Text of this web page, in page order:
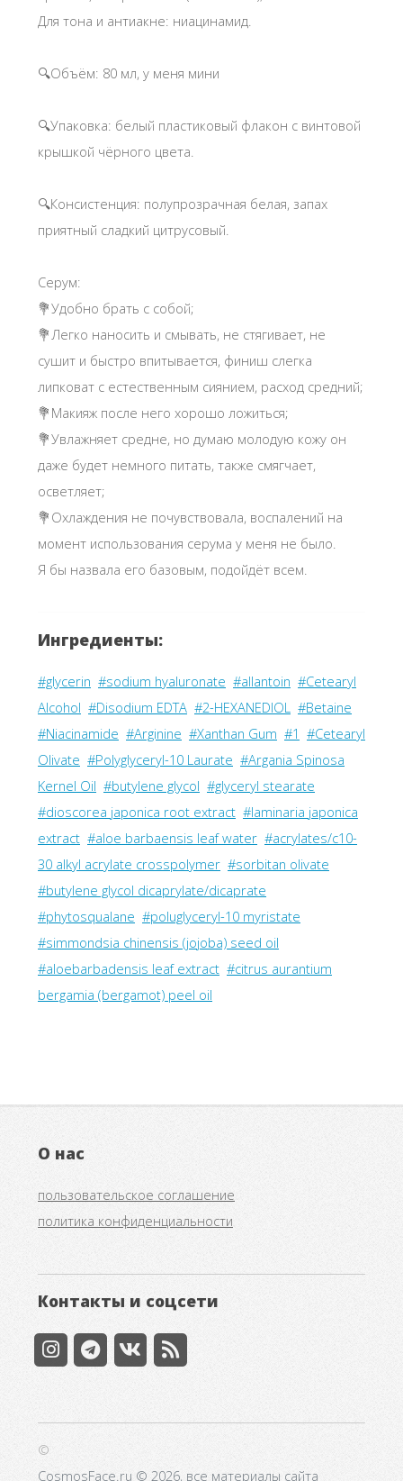
Для тона и антиакне: ниацинамид.
🔍Объём: 80 мл, у меня мини
🔍Упаковка: белый пластиковый флакон с винтовой
крышкой чёрного цвета.
🔍Консистенция: полупрозрачная белая, запах
приятный сладкий цитрусовый.
Серум:
💐Удобно брать с собой;
💐Легко наносить и смывать, не стягивает, не
сушит и быстро впитывается, финиш слегка
липковат с естественным сиянием, расход средний;
💐Макияж после него хорошо ложиться;
💐Увлажняет средне, но думаю молодую кожу он
даже будет немного питать, также смягчает,
осветляет;
💐Охлаждения не почувствовала, воспалений на
момент использования серума у меня не было.
Я бы назвала его базовым, подойдёт всем.
Ингредиенты:
#glycerin #sodium hyaluronate #allantoin #Cetearyl
Alcohol #Disodium EDTA #2-HEXANEDIOL #Betaine
#Niacinamide #Arginine #Xanthan Gum #1 #Cetearyl
Olivate #Polyglyceryl-10 Laurate #Argania Spinosa
Kernel Oil #butylene glycol #glyceryl stearate
#dioscorea japonica root extract #laminaria japonica
extract #aloe barbaensis leaf water #acrylates/c10-
30 alkyl acrylate crosspolymer #sorbitan olivate
#butylene glycol dicaprylate/dicaprate
#phytosqualane #poluglyceryl-10 myristate
#simmondsia chinensis (jojoba) seed oil
#aloebarbadensis leaf extract #citrus aurantium
bergamia (bergamot) peel oil
О нас
пользовательское соглашение
политика конфиденциальности
Контакты и соцсети
©
CosmosFace.ru © 2026, все материалы сайта